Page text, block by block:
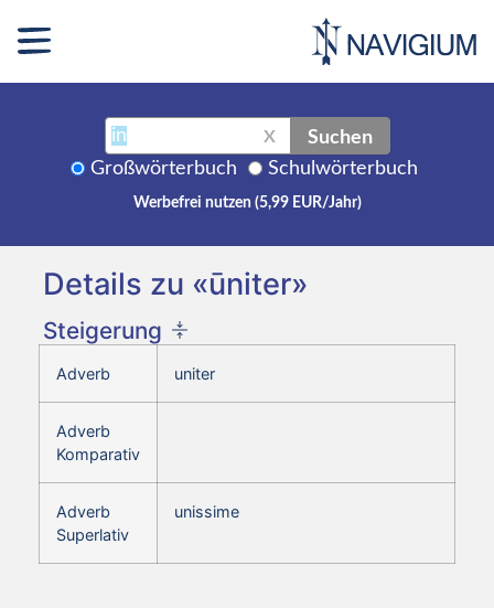
X Suchen
Großwörterbuch Schulwörterbuch
Werbefrei nutzen (5,99 EUR/Jahr)
Details zu «ūniter»
Steigerung
Adverb uniter
Adverb
Komparativ
Adverb
Superlativ
unissime